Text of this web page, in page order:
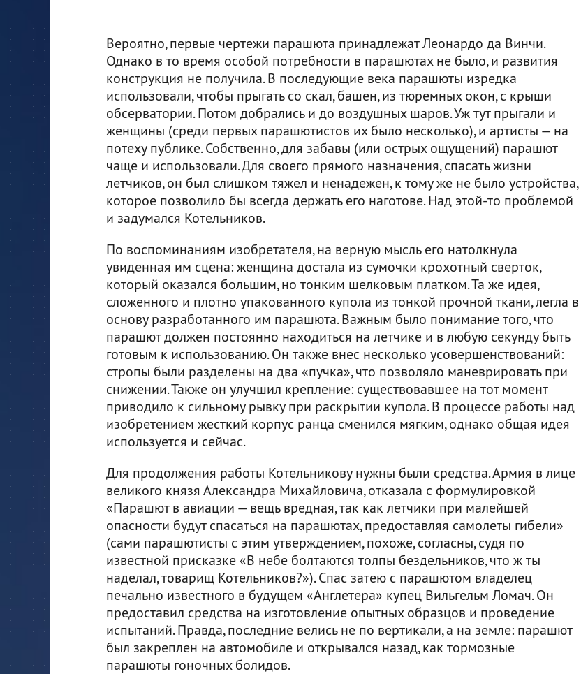
Вероятно, первые чертежи парашюта принадлежат Леонардо да Винчи.
Однако в то время особой потребности в парашютах не было, и развития
конструкция не получила. В последующие века парашюты изредка
использовали, чтобы прыгать со скал, башен, из тюремных окон, с крыши
обсерватории. Потом добрались и до воздушных шаров. Уж тут прыгали и
женщины (среди первых парашютистов их было несколько), и артисты — на
потеху публике. Собственно, для забавы (или острых ощущений) парашют
чаще и использовали. Для своего прямого назначения, спасать жизни
летчиков, он был слишком тяжел и ненадежен, к тому же не было устройства,
которое позволило бы всегда держать его наготове. Над этой-то проблемой
и задумался Котельников.
По воспоминаниям изобретателя, на верную мысль его натолкнула
увиденная им сцена: женщина достала из сумочки крохотный сверток,
который оказался большим, но тонким шелковым платком. Та же идея,
сложенного и плотно упакованного купола из тонкой прочной ткани, легла в
основу разработанного им парашюта. Важным было понимание того, что
парашют должен постоянно находиться на летчике и в любую секунду быть
готовым к использованию. Он также внес несколько усовершенствований:
стропы были разделены на два «пучка», что позволяло маневрировать при
снижении. Также он улучшил крепление: существовавшее на тот момент
приводило к сильному рывку при раскрытии купола. В процессе работы над
изобретением жесткий корпус ранца сменился мягким, однако общая идея
используется и сейчас.
Для продолжения работы Котельникову нужны были средства. Армия в лице
великого князя Александра Михайловича, отказала с формулировкой
«Парашют в авиации — вещь вредная, так как летчики при малейшей
опасности будут спасаться на парашютах, предоставляя самолеты гибели»
(сами парашютисты с этим утверждением, похоже, согласны, судя по
известной присказке «В небе болтаются толпы бездельников, что ж ты
наделал, товарищ Котельников?»). Спас затею с парашютом владелец
печально известного в будущем «Англетера» купец Вильгельм Ломач. Он
предоставил средства на изготовление опытных образцов и проведение
испытаний. Правда, последние велись не по вертикали, а на земле: парашют
был закреплен на автомобиле и открывался назад, как тормозные
парашюты гоночных болидов.